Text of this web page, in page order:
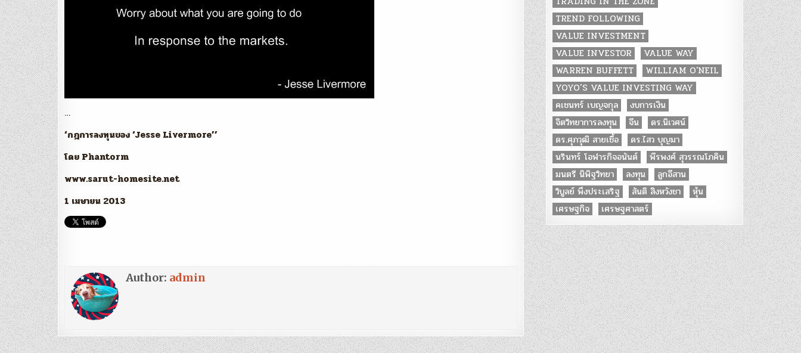
…
‘กฎการลงทุนของ ‘Jesse Livermore’’
โดย Phantorm
www.sarut-homesite.net
1 เมษายน 2013
Author: admin
TREND FOLLOWING
VALUE INVESTMENT
VALUE INVESTOR
VALUE WAY
WARREN BUFFETT
WILLIAM O'NEIL
YOYO’S VALUE INVESTING WAY
คเชนทร์ เบญจกุล
งบการเงิน
จิตวิทยาการลงทุน
จีน
ดร.นิเวศน์
ดร.ศุภวุฒิ สายเชื้อ
ดร.ไสว บุญมา
นรินทร์ โอฬารกิจอนันต์
พีรพงศ์ สุวรรณโภคิน
มนตรี นิพิฐวิทยา
ลงทุน
ลูกอีสาน
วิบูลย์ พึงประเสริฐ
สันติ สิงหวังชา
หุ้น
เศรษฐกิจ
เศรษฐศาสตร์